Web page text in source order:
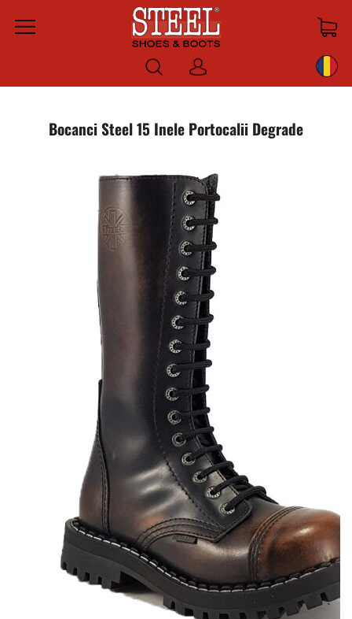
Menu
Log
in
Bocanci Steel 15 Inele Portocalii Degrade